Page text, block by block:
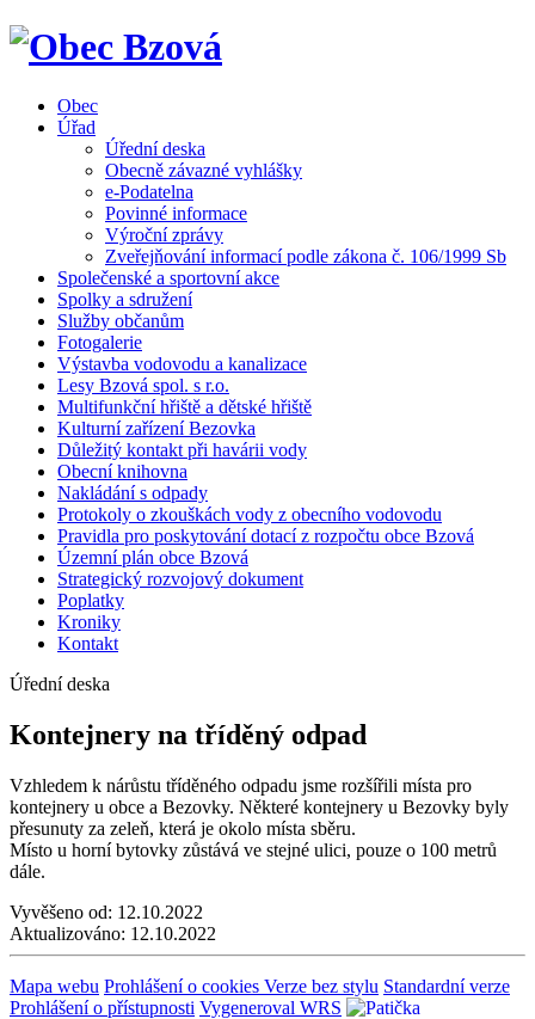
Obec
Úřad
Úřední deska
Obecně závazné vyhlášky
e-Podatelna
Povinné informace
Výroční zprávy
Zveřejňování informací podle zákona č. 106/1999 Sb
Společenské a sportovní akce
Spolky a sdružení
Služby občanům
Fotogalerie
Výstavba vodovodu a kanalizace
Lesy Bzová spol. s r.o.
Multifunkční hřiště a dětské hřiště
Kulturní zařízení Bezovka
Důležitý kontakt při havárii vody
Obecní knihovna
Nakládání s odpady
Protokoly o zkouškách vody z obecního vodovodu
Pravidla pro poskytování dotací z rozpočtu obce Bzová
Územní plán obce Bzová
Strategický rozvojový dokument
Poplatky
Kroniky
Kontakt
Úřední deska
Kontejnery na tříděný odpad
Vzhledem k nárůstu tříděného odpadu jsme rozšířili místa pro
kontejnery u obce a Bezovky. Některé kontejnery u Bezovky byly
přesunuty za zeleň, která je okolo místa sběru.
Místo u horní bytovky zůstává ve stejné ulici, pouze o 100 metrů
dále.
Vyvěšeno od: 12.10.2022
Aktualizováno: 12.10.2022
Mapa webu Prohlášení o cookies Verze bez stylu Standardní verze
Prohlášení o přístupnosti Vygeneroval WRS